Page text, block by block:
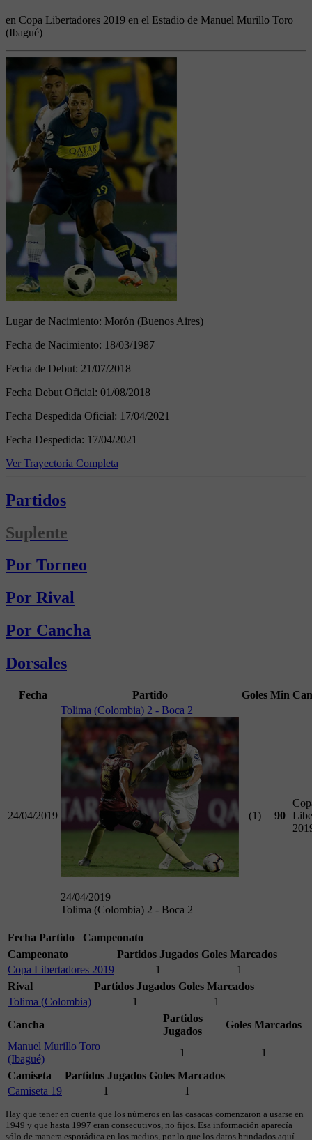
en Copa Libertadores 2019 en el Estadio de Manuel Murillo Toro
(Ibagué)
Lugar de Nacimiento: Morón (Buenos Aires)
Fecha de Nacimiento: 18/03/1987
Fecha de Debut: 21/07/2018
Fecha Debut Oficial: 01/08/2018
Fecha Despedida Oficial: 17/04/2021
Fecha Despedida: 17/04/2021
Ver Trayectoria Completa
Partidos
Suplente
Por Torneo
Por Rival
Por Cancha
Dorsales
Fecha Partido Goles Min
24/04/2019
Tolima (Colombia) 2 - Boca 2
24/04/2019
Tolima (Colombia) 2 - Boca 2
(1) 90
Fecha Partido
Campeonato
Campeonato
Partidos Jugados Goles Marcados
Copa Libertadores 2019
1
1
Rival
Partidos Jugados Goles Marcados
Tolima (Colombia)
1
1
Cancha
Partidos
Jugados
Goles Marcados
Manuel Murillo Toro
(Ibagué)
1
1
Camiseta
Partidos Jugados Goles Marcados
Camiseta 19
1 1
Hay que tener en cuenta que los números en las casacas comenzaron a usarse en
1949 y que hasta 1997 eran consecutivos, no fijos. Esa información aparecía
sólo de manera esporádica en los medios, por lo que los datos brindados aquí